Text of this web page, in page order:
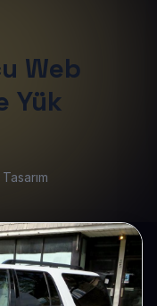
Web
Yük